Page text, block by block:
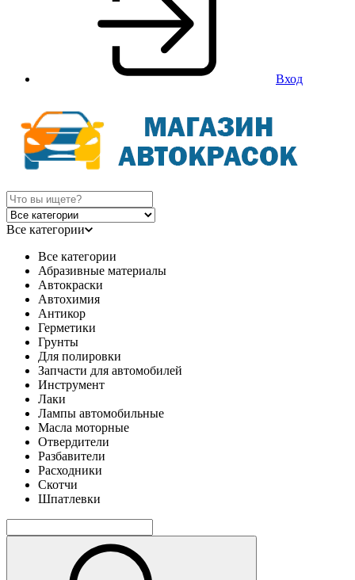
Вход
Все категории
Все категории
Абразивные материалы
Автокраски
Автохимия
Антикор
Герметики
Грунты
Для полировки
Запчасти для автомобилей
Инструмент
Лаки
Лампы автомобильные
Масла моторные
Отвердители
Разбавители
Расходники
Скотчи
Шпатлевки